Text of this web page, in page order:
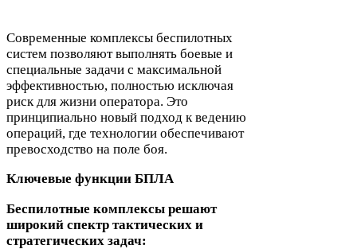
Современные комплексы беспилотных
систем позволяют выполнять боевые и
специальные задачи с максимальной
эффективностью, полностью исключая
риск для жизни оператора. Это
принципиально новый подход к ведению
операций, где технологии обеспечивают
превосходство на поле боя.
Ключевые функции БПЛА
Беспилотные комплексы решают
широкий спектр тактических и
стратегических задач: